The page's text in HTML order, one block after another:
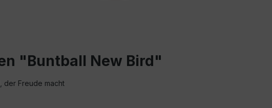
"Buntball New Bird"
der Freude macht